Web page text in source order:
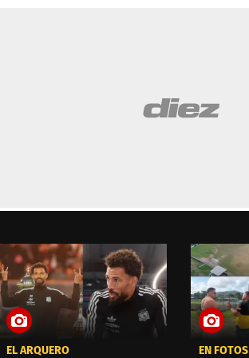
EL ARQUERO EN FOTOS